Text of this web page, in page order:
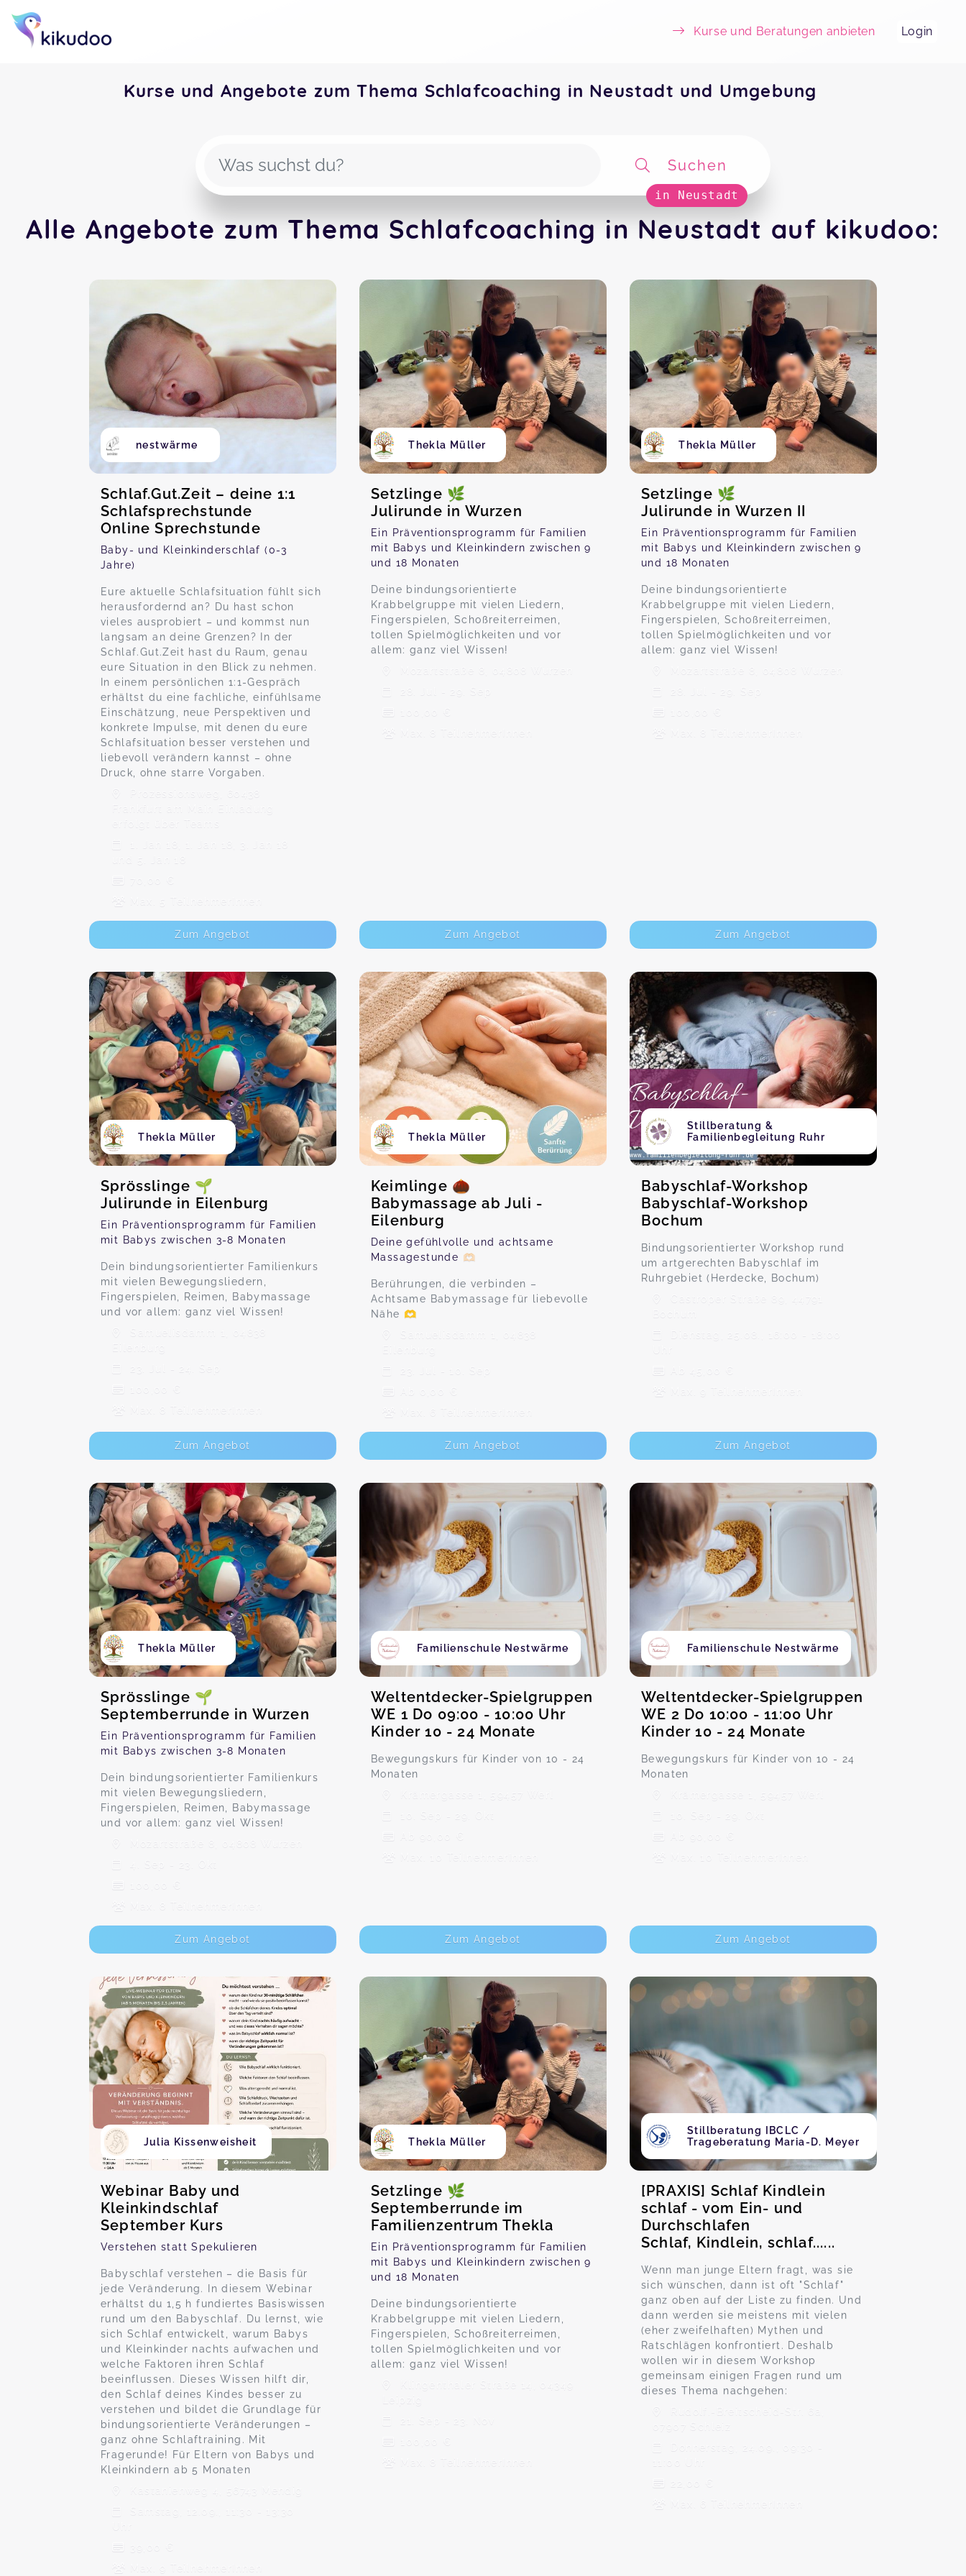
Kurse und Beratungen anbieten Login
Kurse und Angebote zum Thema Schlafcoaching in Neustadt und Umgebung
Suchen
in Neustadt
Alle Angebote zum Thema Schlafcoaching in Neustadt auf kikudoo:
nestwärme
Schlaf.Gut.Zeit – deine 1:1
Schlafsprechstunde
Online Sprechstunde
Baby- und Kleinkinderschlaf (0-3
Jahre)
Eure aktuelle Schlafsituation fühlt sich
herausfordernd an? Du hast schon
vieles ausprobiert – und kommst nun
langsam an deine Grenzen? In der
Schlaf.Gut.Zeit hast du Raum, genau
eure Situation in den Blick zu nehmen.
In einem persönlichen 1:1-Gespräch
erhältst du eine fachliche, einfühlsame
Einschätzung, neue Perspektiven und
konkrete Impulse, mit denen du eure
Schlafsituation besser verstehen und
liebevoll verändern kannst – ohne
Druck, ohne starre Vorgaben.
Prozessionsweg, 60438
Frankfurt am Main Einladung
erfolgt über Teams
1. Jan 18, 1. Jan 18, 3. Jan 18
und 5. Jan 18
70,00 €
Max. 5 TeilnehmerInnen
Zum Angebot
Thekla Müller
Setzlinge 🌿
Julirunde in Wurzen
Ein Präventionsprogramm für Familien
mit Babys und Kleinkindern zwischen 9
und 18 Monaten
Deine bindungsorientierte
Krabbelgruppe mit vielen Liedern,
Fingerspielen, Schoßreiterreimen,
tollen Spielmöglichkeiten und vor
allem: ganz viel Wissen!
Mozartstraße 8, 04808 Wurzen
28. Jul - 29. Sep
100,00 €
Max. 8 TeilnehmerInnen
Zum Angebot
Thekla Müller
Setzlinge 🌿
Julirunde in Wurzen II
Ein Präventionsprogramm für Familien
mit Babys und Kleinkindern zwischen 9
und 18 Monaten
Deine bindungsorientierte
Krabbelgruppe mit vielen Liedern,
Fingerspielen, Schoßreiterreimen,
tollen Spielmöglichkeiten und vor
allem: ganz viel Wissen!
Mozartstraße 8, 04808 Wurzen
28. Jul - 29. Sep
100,00 €
Max. 8 TeilnehmerInnen
Zum Angebot
Thekla Müller
Sprösslinge 🌱
Julirunde in Eilenburg
Ein Präventionsprogramm für Familien
mit Babys zwischen 3-8 Monaten
Dein bindungsorientierter Familienkurs
mit vielen Bewegungsliedern,
Fingerspielen, Reimen, Babymassage
und vor allem: ganz viel Wissen!
Samuelisdamm 1, 04838
Eilenburg
23. Jul - 24. Sep
100,00 €
Max. 8 TeilnehmerInnen
Zum Angebot
Thekla Müller
Keimlinge 🌰
Babymassage ab Juli -
Eilenburg
Deine gefühlvolle und achtsame
Massagestunde 🫶🏻
Berührungen, die verbinden –
Achtsame Babymassage für liebevolle
Nähe 🫶
Samuelisdamm 1, 04838
Eilenburg
23. Jul - 10. Sep
Ab 0,00 €
Max. 6 TeilnehmerInnen
Zum Angebot
Stillberatung &
Familienbegleitung Ruhr
Babyschlaf-Workshop
Babyschlaf-Workshop
Bochum
Bindungsorientierter Workshop rund
um artgerechten Babyschlaf im
Ruhrgebiet (Herdecke, Bochum)
Castroper Straße 89, 44791
Bochum
Dienstag, 25.08., 16:00 - 18:00
Ab 45,00 €
Max. 9 TeilnehmerInnen
Zum Angebot
Thekla Müller
Sprösslinge 🌱
Septemberrunde in Wurzen
Ein Präventionsprogramm für Familien
mit Babys zwischen 3-8 Monaten
Dein bindungsorientierter Familienkurs
mit vielen Bewegungsliedern,
Fingerspielen, Reimen, Babymassage
und vor allem: ganz viel Wissen!
Mozartstraße 8, 04808 Wurzen
4. Sep - 23. Okt
100,00 €
Max. 8 TeilnehmerInnen
Zum Angebot
Familienschule Nestwärme
Weltentdecker-Spielgruppen
WE 1 Do 09:00 - 10:00 Uhr
Kinder 10 - 24 Monate
Bewegungskurs für Kinder von 10 - 24
Monaten
Krämergasse 1, 59457 Werl
10. Sep - 29. Okt
Ab 90,00 €
Max. 10 TeilnehmerInnen
Zum Angebot
Familienschule Nestwärme
Weltentdecker-Spielgruppen
WE 2 Do 10:00 - 11:00 Uhr
Kinder 10 - 24 Monate
Bewegungskurs für Kinder von 10 - 24
Monaten
Krämergasse 1, 59457 Werl
10. Sep - 29. Okt
Ab 90,00 €
Max. 10 TeilnehmerInnen
Zum Angebot
Julia Kissenweisheit
Webinar Baby und
Kleinkindschlaf
September Kurs
Verstehen statt Spekulieren
Babyschlaf verstehen – die Basis für
jede Veränderung. In diesem Webinar
erhältst du 1,5 h fundiertes Basiswissen
rund um den Babyschlaf. Du lernst, wie
sich Schlaf entwickelt, warum Babys
und Kleinkinder nachts aufwachen und
welche Faktoren ihren Schlaf
beeinflussen. Dieses Wissen hilft dir,
den Schlaf deines Kindes besser zu
verstehen und bildet die Grundlage für
bindungsorientierte Veränderungen –
ganz ohne Schlaftraining. Mit
Fragerunde! Für Eltern von Babys und
Kleinkindern ab 5 Monaten
Kastanienweg 4, 56743 Mendig
Samstag, 12.09., 11:30 - 13:30
39,00 €
Max. 9 TeilnehmerInnen
Thekla Müller
Setzlinge 🌿
Septemberrunde im
Familienzentrum Thekla
Ein Präventionsprogramm für Familien
mit Babys und Kleinkindern zwischen 9
und 18 Monaten
Deine bindungsorientierte
Krabbelgruppe mit vielen Liedern,
Fingerspielen, Schoßreiterreimen,
tollen Spielmöglichkeiten und vor
allem: ganz viel Wissen!
Klingenthaler Straße 14, 04349
21. Sep - 23. Nov
100,00 €
Max. 8 TeilnehmerInnen
Stillberatung IBCLC /
Trageberatung Maria-D. Meyer
[PRAXIS] Schlaf Kindlein
schlaf - vom Ein- und
Durchschlafen
Schlaf, Kindlein, schlaf......
Wenn man junge Eltern fragt, was sie
sich wünschen, dann ist oft "Schlaf"
ganz oben auf der Liste zu finden. Und
dann werden sie meistens mit vielen
(eher zweifelhaften) Mythen und
Ratschlägen konfrontiert. Deshalb
wollen wir in diesem Workshop
gemeinsam einigen Fragen rund um
dieses Thema nachgehen:
Rudolf.-Breitscheid-Str. 6a,
07907 Schleiz
Donnerstag, 24.09., 09:30 -
11:00 Uhr
22,00 €
Max. 6 TeilnehmerInnen